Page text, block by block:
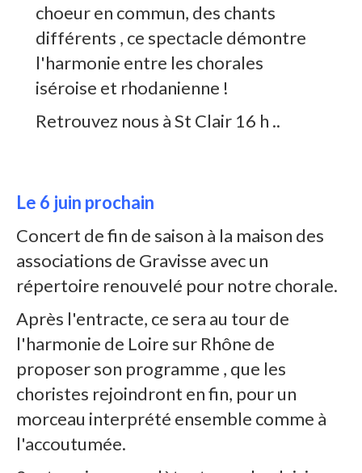
choeur en commun, des chants
différents , ce spectacle démontre
l'harmonie entre les chorales
iséroise et rhodanienne !
Retrouvez nous à St Clair 16 h ..
Le 6 juin prochain
Concert de fin de saison à la maison des
associations de Gravisse avec un
répertoire renouvelé pour notre chorale.
Après l'entracte, ce sera au tour de
l'harmonie de Loire sur Rhône de
proposer son programme , que les
choristes rejoindront en fin, pour un
morceau interprété ensemble comme à
l'accoutumée.